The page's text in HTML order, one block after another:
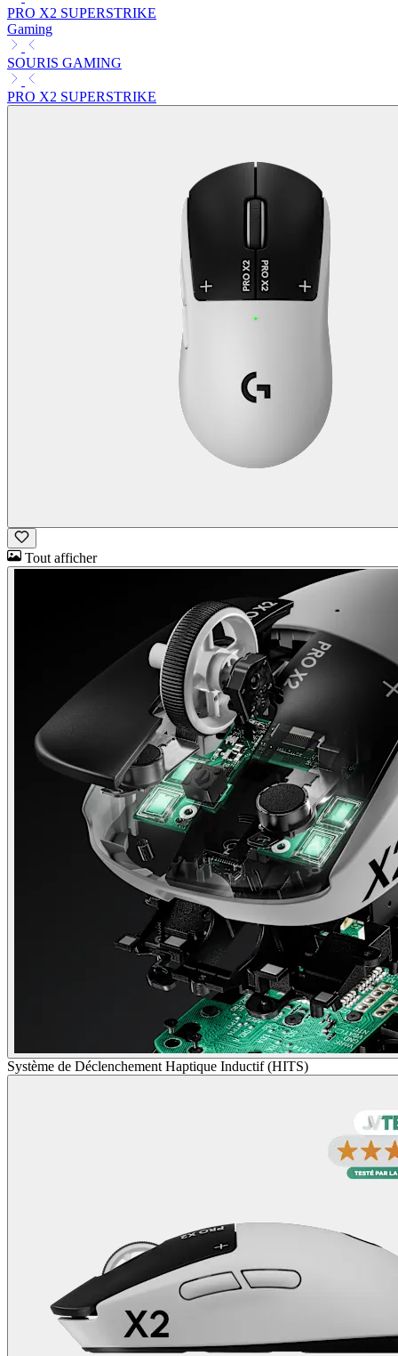
PRO X2 SUPERSTRIKE
Gaming
SOURIS GAMING
PRO X2 SUPERSTRIKE
Tout afficher
Système de Déclenchement Haptique Inductif (HITS)